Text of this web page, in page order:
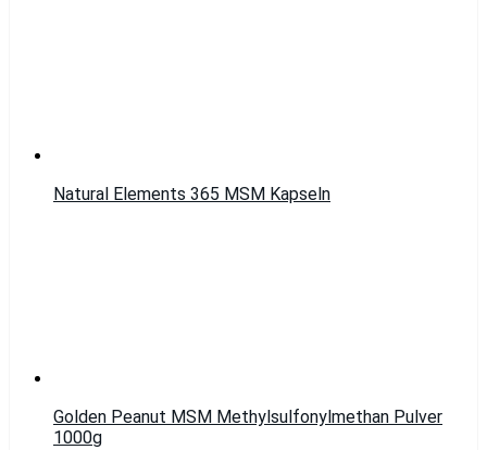
Natural Elements 365 MSM Kapseln
Golden Peanut MSM Methylsulfonylmethan Pulver
1000g